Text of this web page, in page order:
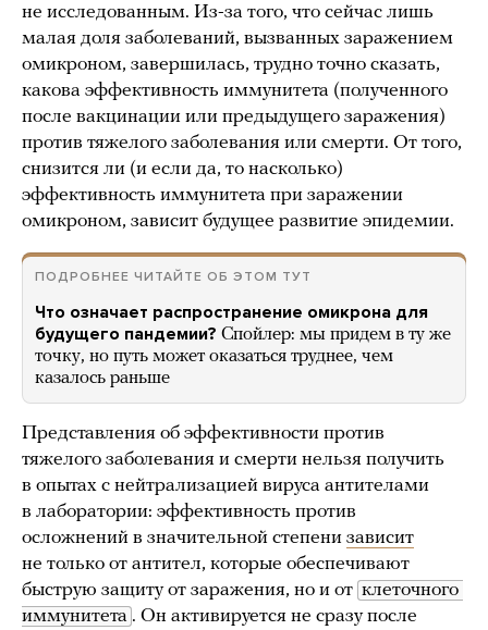
не исследованным. Из-за того, что сейчас лишь
малая доля заболеваний, вызванных заражением
омикроном, завершилась, трудно точно сказать,
какова эффективность иммунитета (полученного
после вакцинации или предыдущего заражения)
против тяжелого заболевания или смерти. От того,
снизится ли (и если да, то насколько)
эффективность иммунитета при заражении
омикроном, зависит будущее развитие эпидемии.
ПОДРОБНЕЕ ЧИТАЙТЕ ОБ ЭТОМ ТУТ
Что означает распространение омикрона для
будущего пандемии? Спойлер: мы придем в ту же
точку, но путь может оказаться труднее, чем
казалось раньше
Представления об эффективности против
тяжелого заболевания и смерти нельзя получить
в опытах с нейтрализацией вируса антителами
в лаборатории: эффективность против
осложнений в значительной степени зависит
не только от антител, которые обеспечивают
быструю защиту от заражения, но и от клеточного
иммунитета . Он активируется не сразу после